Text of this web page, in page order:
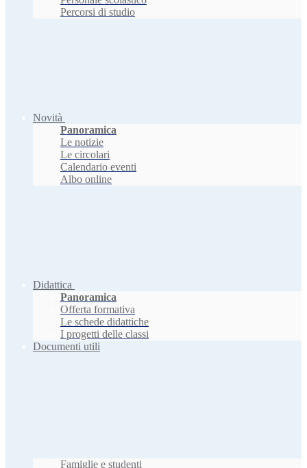
Percorsi di studio
Novità
Panoramica
Le notizie
Le circolari
Calendario eventi
Albo online
Didattica
Panoramica
Offerta formativa
Le schede didattiche
I progetti delle classi
Documenti utili
Famiglie e studenti